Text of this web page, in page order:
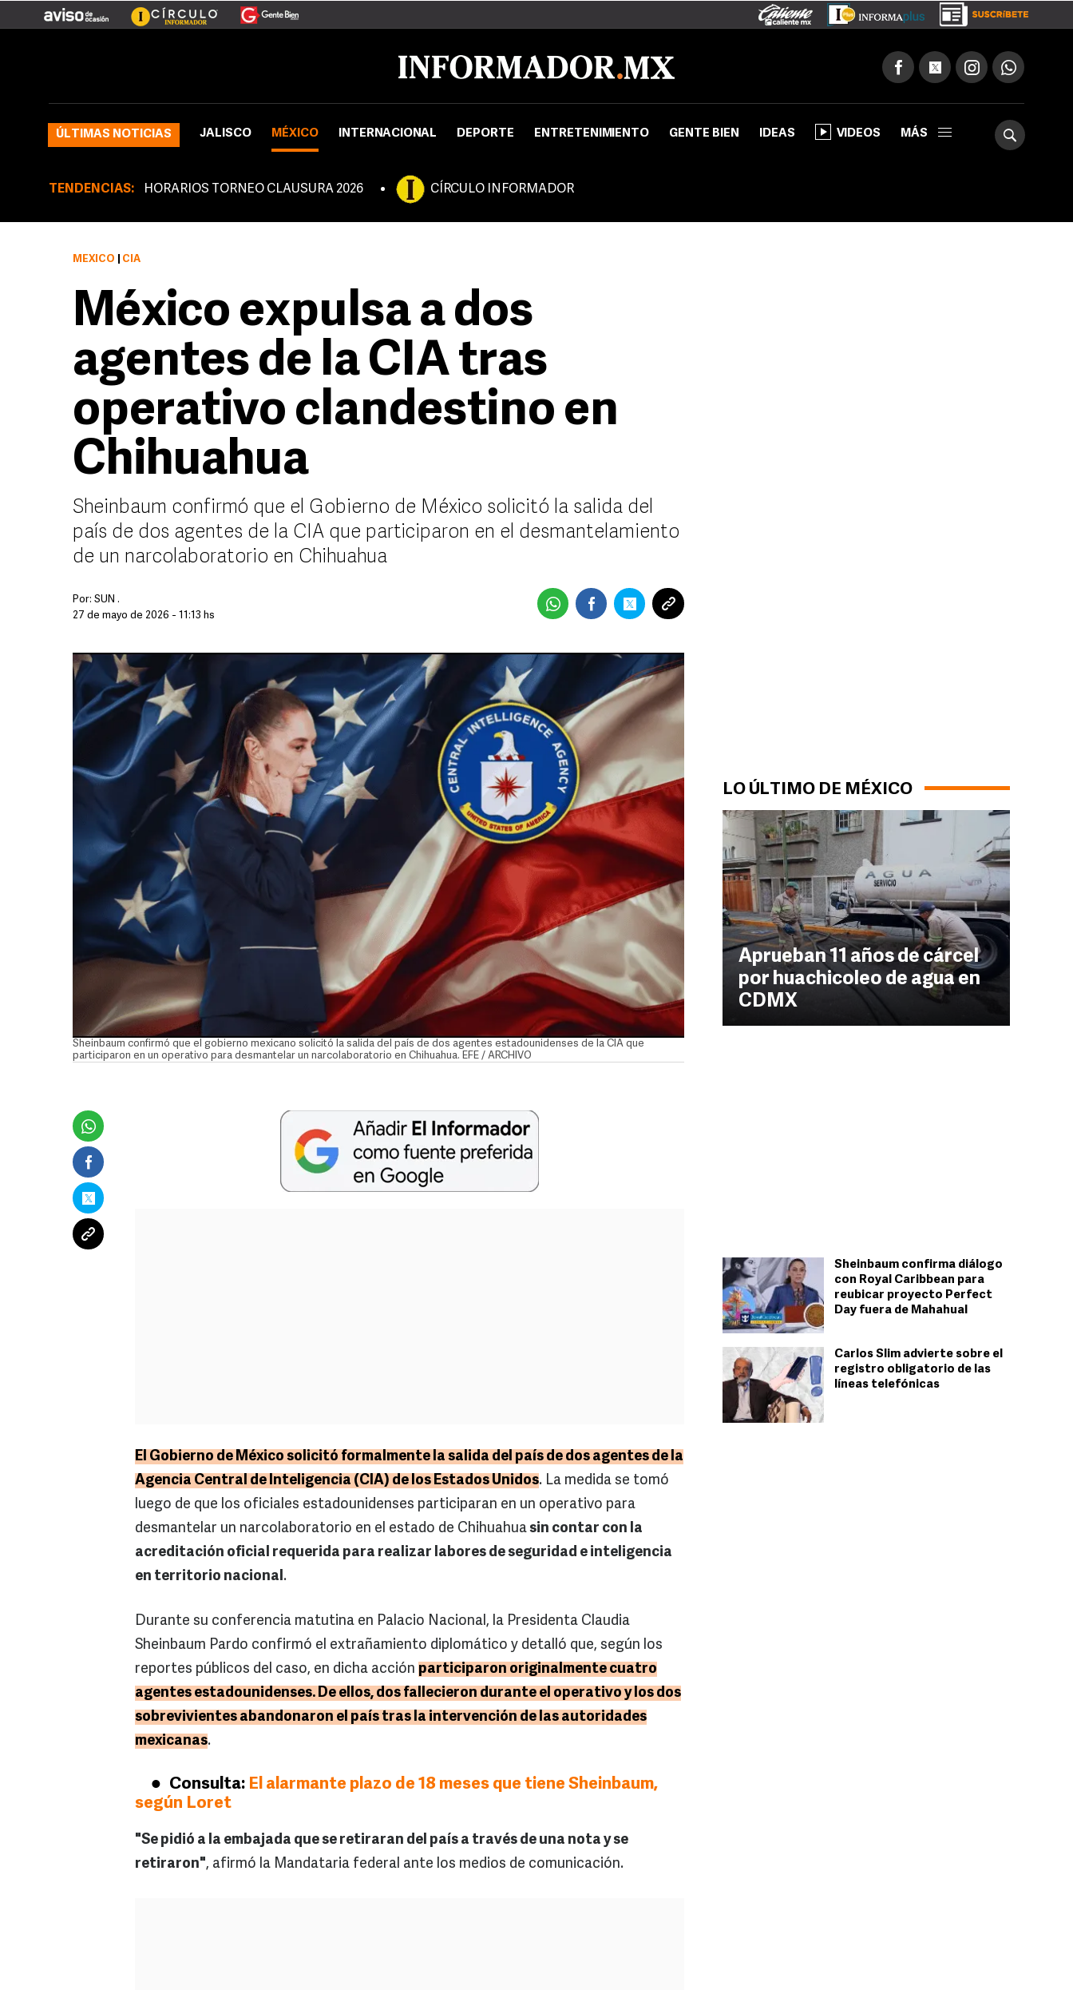
ÚLTIMAS NOTICIAS JALISCO MÉXICO INTERNACIONAL DEPORTE ENTRETENIMIENTO GENTE BIEN IDEAS VIDEOS MÁS
TENDENCIAS: HORARIOS TORNEO CLAUSURA 2026 CÍRCULO INFORMADOR
LO ÚLTIMO DE MÉXICO
Aprueban 11 años de cárcel
por huachicoleo de agua en
CDMX
Sheinbaum confirma diálogo
con Royal Caribbean para
reubicar proyecto Perfect
Day fuera de Mahahual
Carlos Slim advierte sobre el
registro obligatorio de las
líneas telefónicas
MÉXICO CIA
México expulsa a dos
agentes de la CIA tras
operativo clandestino en
Chihuahua
Sheinbaum confirmó que el Gobierno de México solicitó la salida del
país de dos agentes de la CIA que participaron en el desmantelamiento
de un narcolaboratorio en Chihuahua
Por: SUN .
27 de mayo de 2026 - 11:13 hs
Sheinbaum confirmó que el gobierno mexicano solicitó la salida del país de dos agentes estadounidenses de la CIA que
participaron en un operativo para desmantelar un narcolaboratorio en Chihuahua. EFE / ARCHIVO
El Gobierno de México solicitó formalmente la salida del país de dos agentes de la
Agencia Central de Inteligencia (CIA) de los Estados Unidos. La medida se tomó
luego de que los oficiales estadounidenses participaran en un operativo para
desmantelar un narcolaboratorio en el estado de Chihuahuasin contar con la
acreditación oficial requerida para realizar labores de seguridad e inteligencia
en territorio nacional.
Durante su conferencia matutina en Palacio Nacional, la Presidenta Claudia
Sheinbaum Pardo confirmó el extrañamiento diplomático y detalló que, según los
reportes públicos del caso, en dicha acción participaron originalmente cuatro
agentes estadounidenses. De ellos, dos fallecieron durante el operativo y los dos
sobrevivientes abandonaron el país tras la intervención de las autoridades
mexicanas.
Consulta: El alarmante plazo de 18 meses que tiene Sheinbaum,
según Loret
"Se pidió a la embajada que se retiraran del país a través de una nota y se
retiraron", afirmó la Mandataria federal ante los medios de comunicación.